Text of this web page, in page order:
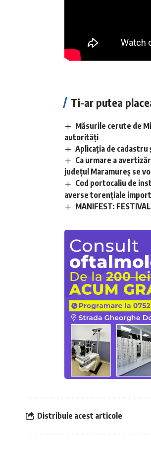
Ti-ar putea
Măsurile cerute de
autorități
Aplicaţia de
Ca urmare a
județul Maramureș se
Cod portocaliu de
averse torențiale
MANIFEST:
Distribuie acest articole